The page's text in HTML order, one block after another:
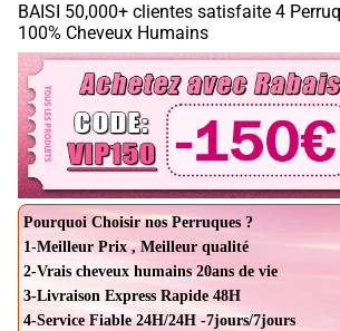
BAISI 50,000+ clientes satisfaite 4
100% Cheveux Humains
Pourquoi Choisir nos Perruques ?
1-Meilleur Prix , Meilleur qualité
2-Vrais cheveux humains 20ans de vie
3-Livraison Express Rapide 48H
4-Service Fiable 24H/24H -7jours/7jours